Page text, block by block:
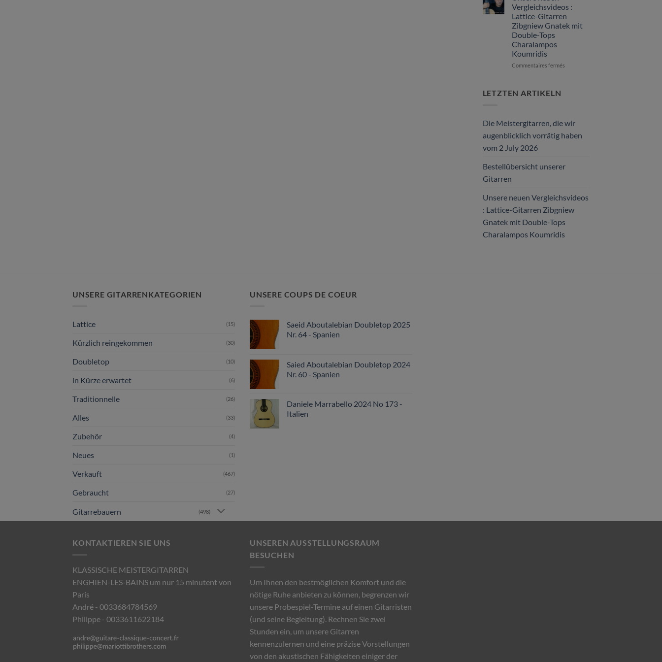
July
2026
Vergleichsvideos :
Lattice-Gitarren
Zibgniew Gnatek mit
Double-Tops
Charalampos
Koumridis
Commentaires ferméssur
Zibgniew
Gnatek
mit
Charalampos
LETZTEN ARTIKELN
Die Meistergitarren, die wir
augenblicklich vorrätig haben
vom 2 July 2026
Bestellübersicht unserer
Gitarren
Unsere neuen Vergleichsvideos
: Lattice-Gitarren Zibgniew
Gnatek mit Double-Tops
Charalampos Koumridis
UNSERE GITARRENKATEGORIEN
Lattice (15)
Kürzlich reingekommen (30)
Doubletop (10)
in Kürze erwartet (6)
Traditionnelle (26)
Alles (33)
Zubehör (4)
Neues (1)
Verkauft (467)
Gebraucht (27)
Gitarrebauern (498)
UNSERE COUPS DE COEUR
Saeid Aboutalebian Doubletop 2025
Nr. 64 - Spanien
Saied Aboutalebian Doubletop 2024
Nr. 60 - Spanien
Daniele Marrabello 2024 No 173 -
Italien
KONTAKTIEREN SIE UNS
KLASSISCHE MEISTERGITARREN
ENGHIEN-LES-BAINS um nur 15 minutent von
Paris
André - 0033684784569
Philippe - 0033611622184
UNSEREN AUSSTELLUNGSRAUM
BESUCHEN
Um Ihnen den bestmöglichen Komfort und die
nötige Ruhe anbieten zu können, begrenzen wir
unsere Probespiel-Termine auf einen Gitarristen
(und seine Begleitung). Rechnen Sie zwei
Stunden ein, um unsere Gitarren
kennenzulernen und eine präzise Vorstellungen
von den akustischen Fähigkeiten einiger der